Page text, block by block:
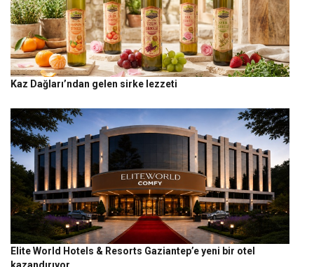
Kaz Dağları’ndan gelen sirke lezzeti
Elite World Hotels & Resorts Gaziantep’e yeni bir otel